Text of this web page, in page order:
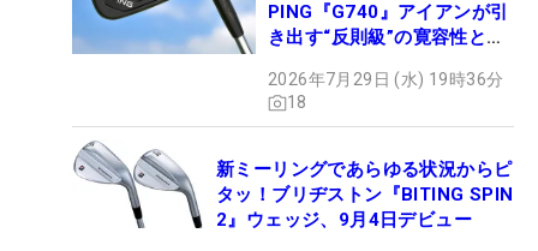
PING『G740』アイアンが引
き出す“反則級”の寛容性と飛
2026年7月29日 (水) 19時36分
18
新ミーリングであらゆる状況からピ
タッ！ブリヂストン『BITING SPIN
2』ウェッジ、9月4日デビュー